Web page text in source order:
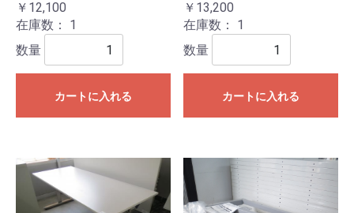
￥12,100
在庫数： 1
数量
カートに入れる
￥13,200
在庫数： 1
数量
カートに入れる